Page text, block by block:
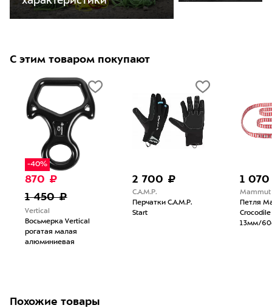
С этим товаром покупают
-40%
870 ₽
1 450 ₽
Vertical
Восьмерка Vertical
рогатая малая
алюминиевая
2 700 ₽
C.A.M.P.
Перчатки C.A.M.P.
Start
1
Mammut
Петля
Crocodile
13мм/
Похожие товары